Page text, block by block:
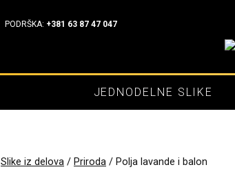
PODRŠKA: +381 63 87 47 047
JEDNODELNE SLIKE
Slike iz delova / Priroda / Polja lavande i balon